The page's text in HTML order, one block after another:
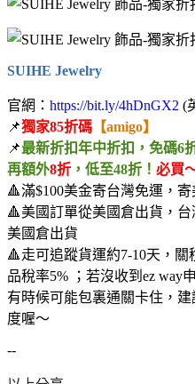
SUIHE Jewelry
官網： https://bit.ly/4hDnGX2 (
📌獨家85折碼 【amigo】
📌最新折扣年中折扣，免碼6
再額外8折 ，低至48折！ 必買
🔺滿$100美金寄台灣免運，
🔺美國訂單從美國倉出貨，
美國倉出貨
🔺走可追蹤貨運約7-10天，
品稅率5% ；若沒收到ez way
有時候可能包裏通關卡住，
度喔～
--